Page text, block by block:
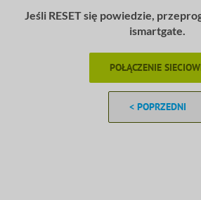
Jeśli RESET się powiedzie,
ismartgate.
POŁĄCZENIE
< POPRZEDNI